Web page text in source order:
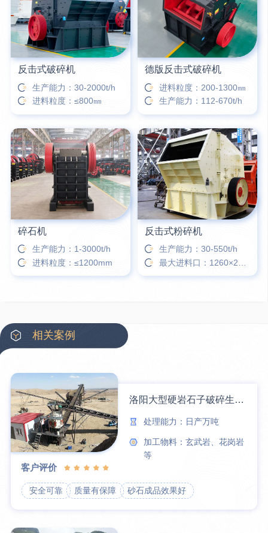
26分钟前 杨先生留言：建筑垃圾破碎机可以铁器分类吗？
反击式破碎机
生产能力：30-2000t/h
进料粒度：≤800㎜
德版反击式破碎机
进料粒度：200-1300㎜
生产能力：112-670t/h
碎石机
生产能力：1-3000t/h
进料粒度：≤1200mm
反击式粉碎机
生产能力：30-550t/h
最大进料口：1260×2040㎜
相关案例
洛阳大型硬岩石子破碎生产线案例
处理能力：日产万吨
加工物料：玄武岩、花岗岩
等
客户评价
安全可靠 质量有保障 砂石成品效果好